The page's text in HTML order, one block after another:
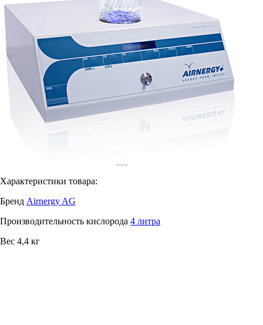
Характеристики товара:
Бренд Airnergy AG
Производительность кислорода 4 литра
Вес 4,4 кг